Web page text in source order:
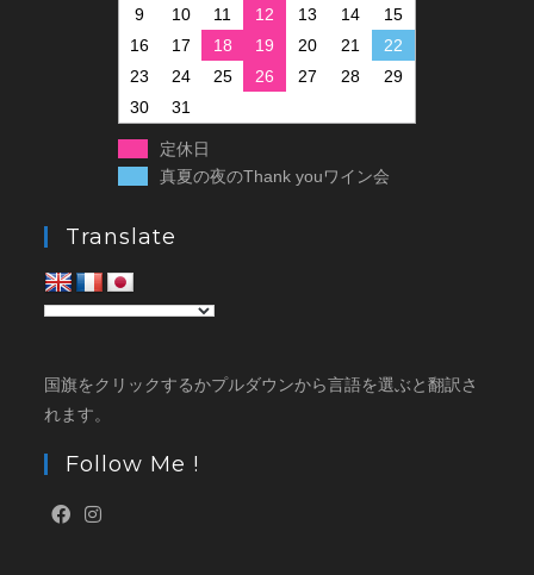
9
10 11 12 13 14
15
16
17 18 19 20 21
22
23
24 25 26 27 28
29
30
31
定休日
真夏の夜のThank youワイン会
Translate
国旗をクリックするかプルダウンから言語を選ぶと翻訳さ
れます。
Follow Me !